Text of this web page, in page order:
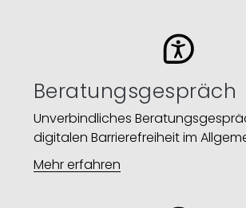
Beratungsgespräch
Unverbindliches
digitalen Barrierefreiheit im
Mehr erfahren